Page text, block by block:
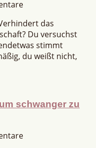
das
Du versuchst
stimmt
du weißt nicht,
schwanger zu